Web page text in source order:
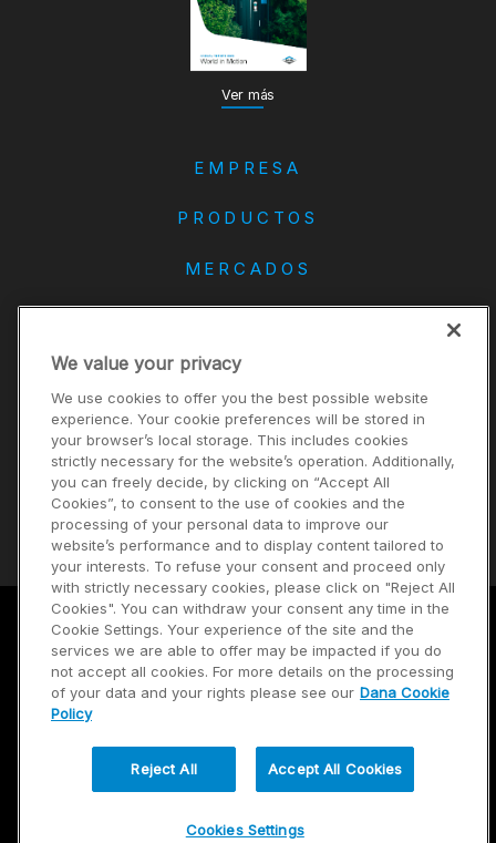
Ver más
EMPRESA
PRODUCTOS
MERCADOS
CONTACTO
Carreras
Inversores
Noticias
Proveedores
Términos de uso
Política de privacidad
© 2026 Dana Limited. Todos los derechos reservados.
We value your privacy
We use cookies to offer you the best possible website
experience. Your cookie preferences will be stored in
your browser’s local storage. This includes cookies
strictly necessary for the website’s operation. Additionally,
you can freely decide, by clicking on “Accept All
Cookies”, to consent to the use of cookies and the
processing of your personal data to improve our
website’s performance and to display content tailored to
your interests. To refuse your consent and proceed only
with strictly necessary cookies, please click on "Reject All
Cookies". You can withdraw your consent any time in the
Cookie Settings. Your experience of the site and the
services we are able to offer may be impacted if you do
not accept all cookies. For more details on the processing
of your data and your rights please see our Dana Cookie
Policy
Reject All Accept All Cookies
Cookies Settings